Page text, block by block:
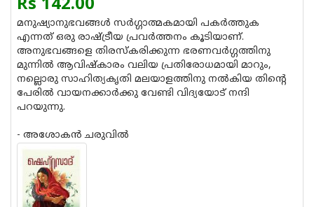
Rs 142.00
മനുഷ്യാനുഭവങ്ങൾ സർഗ്ഗാത്മകമായി പകർത്തുക
എന്നത് ഒരു രാഷ്ട്രീയ പ്രവർത്തനം കൂടിയാണ്.
അനുഭവങ്ങളെ തിരസ്ക‌രിക്കുന്ന ഭരണവർഗ്ഗത്തിനു
മുന്നിൽ ആവിഷ്‌കാരം വലിയ പ്രതിരോധമായി മാറും,
നല്ലൊരു സാഹിത്യകൃതി മലയാളത്തിനു നൽകിയ തിൻ്റെ
പേരിൽ വായനക്കാർക്കു വേണ്ടി വിദ്യയോട് നന്ദി
പറയുന്നു.
- അശോകൻ ചരുവിൽ